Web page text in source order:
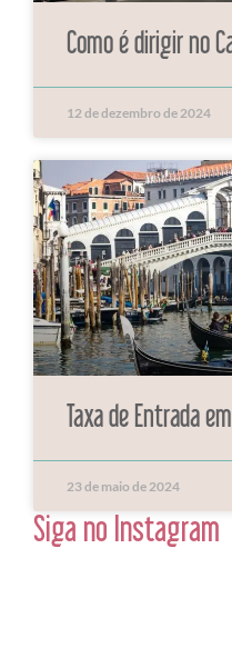
Como é dirigir no
12 de dezembro de 2024
Taxa de Entrada
23 de maio de 2024
Siga no Instagram